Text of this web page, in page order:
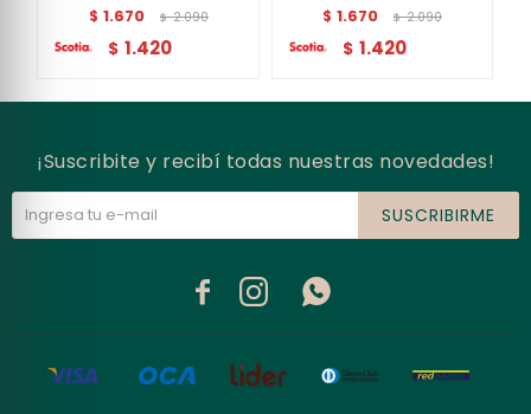
$ 1.670 $ 2.090
$ 1.420
$ 1.670 $ 2.090
$ 1.420
¡Suscribite y recibí todas nuestras novedades!
SUSCRIBIRME
  